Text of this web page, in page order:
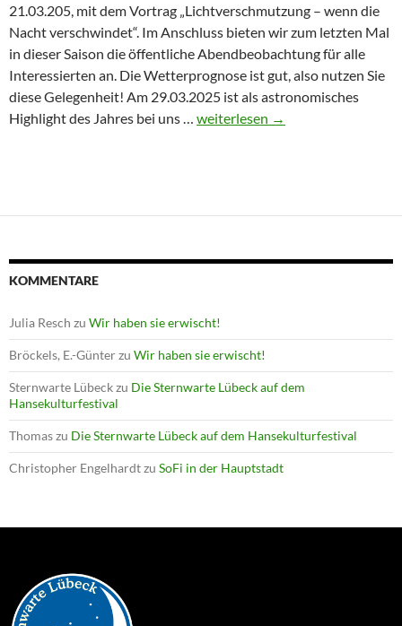
21.03.205, mit dem Vortrag „Lichtverschmutzung – wenn die
Nacht verschwindet“. Im Anschluss bieten wir zum letzten Mal
in dieser Saison die öffentliche Abendbeobachtung für alle
Interessierten an. Die Wetterprognose ist gut, also nutzen Sie
diese Gelegenheit! Am 29.03.2025 ist als astronomisches
Highlight des Jahres bei uns … Winterprogramm endet mit
weiterlesen →
KOMMENTARE
Julia Resch zu Wir haben sie erwischt!
Bröckels, E.-Günterzu Wir haben sie erwischt!
Sternwarte Lübeckzu Die Sternwarte Lübeck auf dem
Hansekulturfestival
Thomaszu Die Sternwarte Lübeck auf dem Hansekulturfestival
Christopher Engelhardtzu SoFi in der Hauptstadt